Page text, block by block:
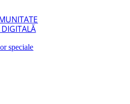
speciale